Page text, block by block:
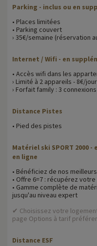
Parking - inclus ou en
• Places limitées
• Parking couvert
› 35€/semaine (réservation
Internet / Wifi - en
• Accès wifi dans les
› Limité à 2 appareils - 8€/
› Forfait family : 3
Distance Pistes
• Pied des pistes
Matériel ski SPORT 2000 - en supplément et à réserver
en ligne
• Bénéficiez de nos
• Offre 6=7 : récupérez
• Gamme complète de
jusqu'au niveau expert
✔ Choisissez votre
page Options à tarif
Distance ESF